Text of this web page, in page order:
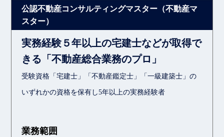
実務経験５年以上の宅建士などが取得で
きる「不動産総合業務のプロ」
受験資格「宅建士」「不動産鑑定士」「一級建築士」の
いずれかの資格を保有し5年以上の実務経験者
業務範囲